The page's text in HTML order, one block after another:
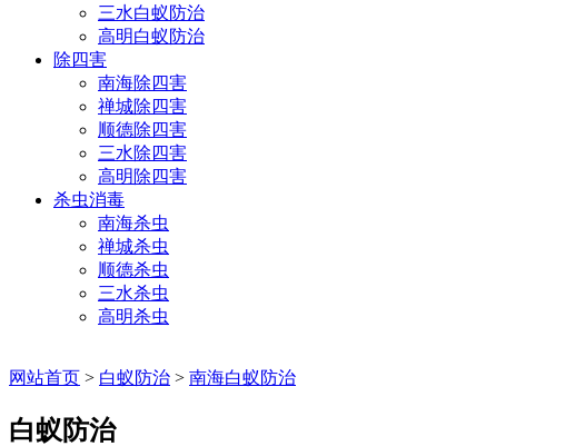
三水白蚁防治
高明白蚁防治
除四害
南海除四害
禅城除四害
顺德除四害
三水除四害
高明除四害
杀虫消毒
南海杀虫
禅城杀虫
顺德杀虫
三水杀虫
高明杀虫
网站首页 > 白蚁防治 > 南海白蚁防治
白蚁防治